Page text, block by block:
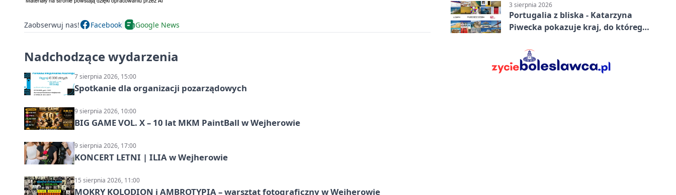
Zaobserwuj nas! Facebook Google News
Nadchodzące wydarzenia
7 sierpnia 2026, 15:00
Spotkanie dla organizacji pozarządowych
9 sierpnia 2026, 10:00
BIG GAME VOL. X – 10 lat MKM PaintBall w Wejherowie
9 sierpnia 2026, 17:00
KONCERT LETNI | ILIA w Wejherowie
15 sierpnia 2026, 11:00
MOKRY KOLODION i AMBROTYPIA – warsztat fotograficzny w Wejherowie
3 sierpnia 2026
Portugalia z bliska - Katarzyna
Piwecka pokazuje kraj, do którego